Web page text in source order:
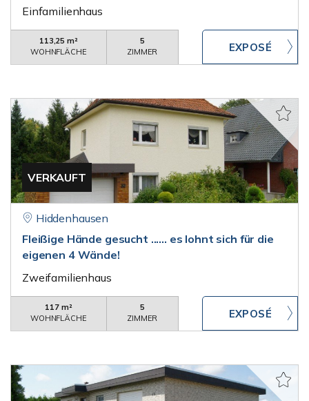
Einfamilienhaus
113,25 m²
WOHNFLÄCHE
5
ZIMMER
VERKAUFT
Hiddenhausen
Fleißige Hände gesucht ...... es lohnt sich für die
eigenen 4 Wände!
Zweifamilienhaus
117 m²
WOHNFLÄCHE
5
ZIMMER